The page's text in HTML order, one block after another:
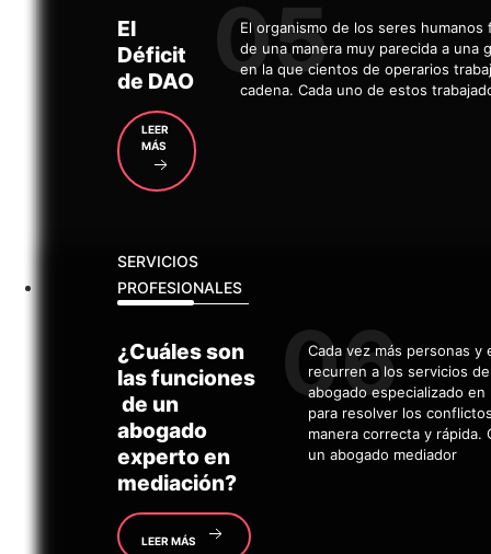
El
Déficit
de DAO
LEER
MÁS
El organismo de los seres humanos
de una manera muy parecida a una
en la que cientos de operarios
cadena. Cada uno de estos
SERVICIOS
PROFESIONALES
¿Cuálesson
las funciones
de un
abogado
experto en
mediación?
LEER MÁS
Cada vez más personas y
recurren a los servicios
abogado especializado en
para resolver los
manera correcta y rápida.
un abogado mediador